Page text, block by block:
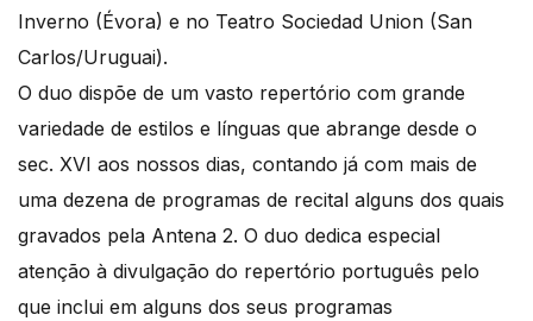
Inverno (Évora) e no Teatro Sociedad Union (San
Carlos/Uruguai).
O duo dispõe de um vasto repertório com grande
variedade de estilos e línguas que abrange desde o
sec. XVI aos nossos dias, contando já com mais de
uma dezena de programas de recital alguns dos quais
gravados pela Antena 2. O duo dedica especial
atenção à divulgação do repertório português pelo
que inclui em alguns dos seus programas